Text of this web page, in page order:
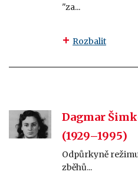
"za...
Rozbalit
Dagmar
(1929–1995)
Odpůrkyně
zběhů...